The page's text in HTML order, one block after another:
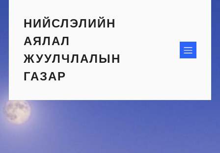
contentНИЙСЛЭЛИЙН
АЯЛАЛ
ЖУУЛЧЛАЛЫН
ГАЗАР